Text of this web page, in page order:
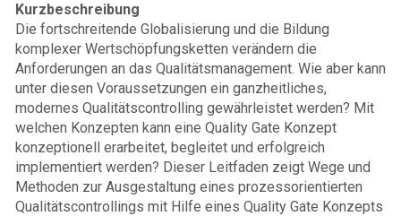
Kurzbeschreibung
Die fortschreitende Globalisierung und die Bildung
komplexer Wertschöpfungsketten verändern die
Anforderungen an das Qualitätsmanagement. Wie aber kann
unter diesen Voraussetzungen ein ganzheitliches,
modernes Qualitätscontrolling gewährleistet werden? Mit
welchen Konzepten kann eine Quality Gate Konzept
konzeptionell erarbeitet, begleitet und erfolgreich
implementiert werden? Dieser Leitfaden zeigt Wege und
Methoden zur Ausgestaltung eines prozessorientierten
Qualitätscontrollings mit Hilfe eines Quality Gate Konzepts